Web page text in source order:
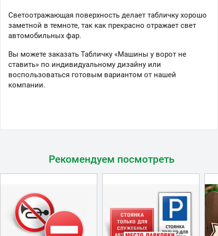
Светоотражающая поверхность делает табличку хорошо
заметной в темноте, так как прекрасно отражает свет
автомобильных фар.
Вы можете заказать Табличку «Машины у ворот не
ставить» по индивидуальному дизайну или
воспользоваться готовым вариантом от нашей
компании.
Рекомендуем посмотреть